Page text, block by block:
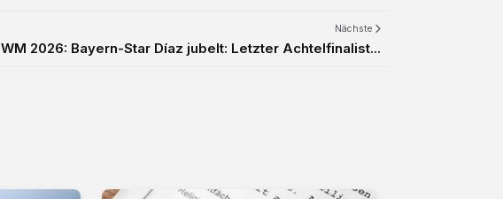
Nächste
WM 2026: Bayern-Star Díaz jubelt: Letzter Achtelfinalist...